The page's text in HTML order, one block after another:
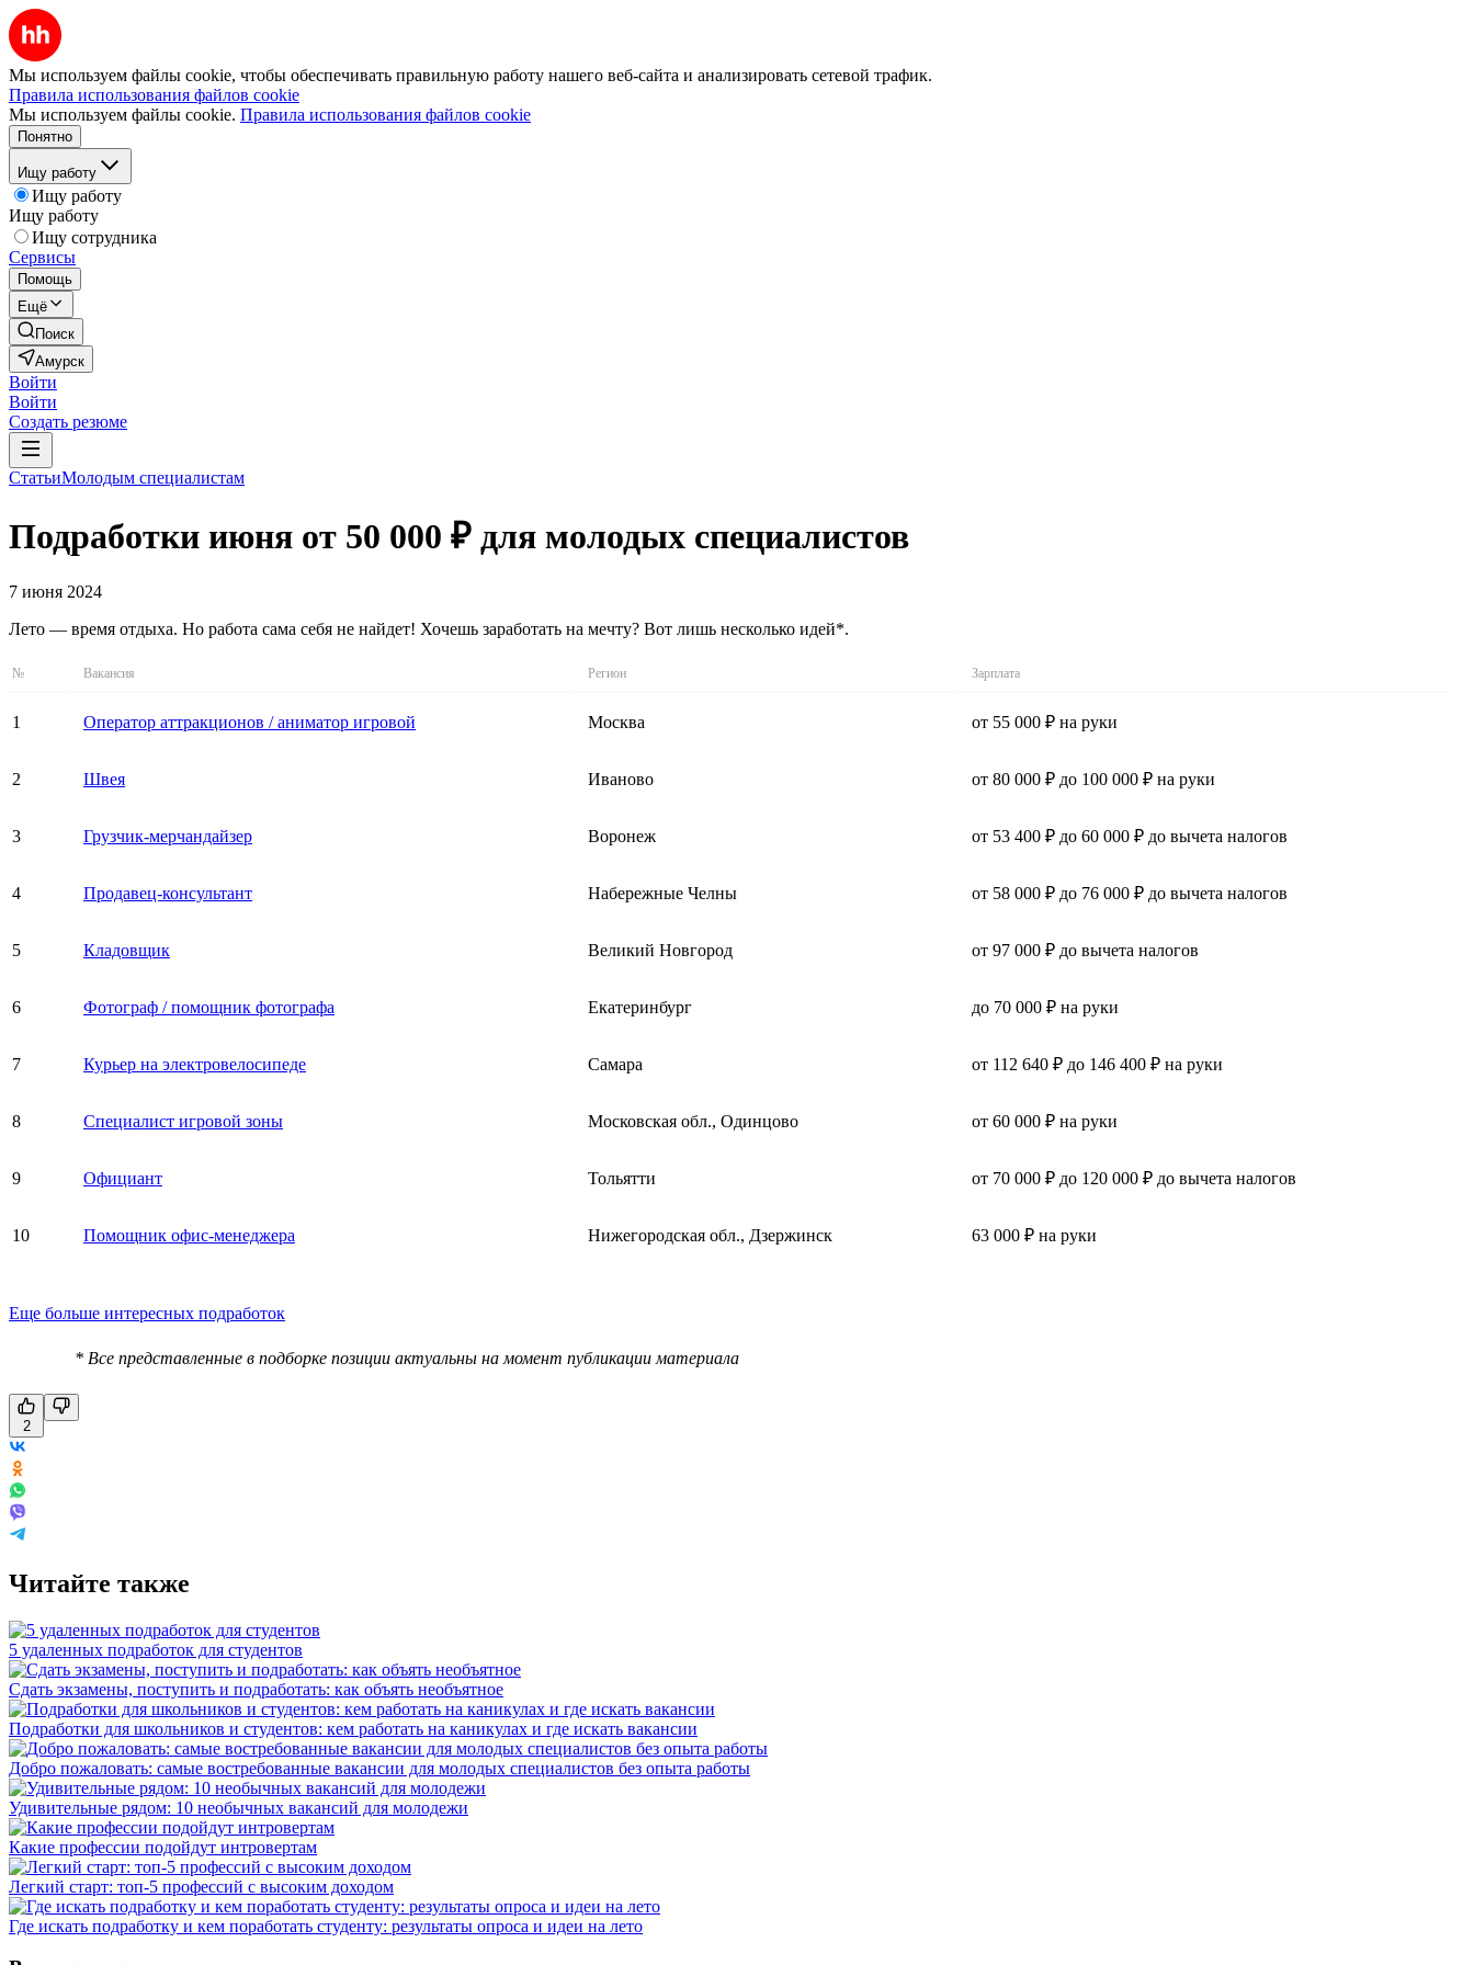
Мы используем файлы cookie, чтобы обеспечивать правильную работу нашего веб-сайта и анализировать сетевой трафик.
Правила использования файлов cookie
Мы используем файлы cookie. Правила использования файлов cookie
Понятно
Ищу работу
Ищу работу
Ищу работу
Ищу сотрудника
Сервисы
Помощь
Ещё
Поиск
Амурск
Войти
Войти
Создать резюме
СтатьиМолодым специалистам
Подработки июня от 50 000 ₽ для молодых специалистов
7 июня 2024
Лето — время отдыха. Но работа сама себя не найдет! Хочешь заработать на мечту? Вот лишь несколько идей*.
№ Вакансия Регион Зарплата
1 Оператор аттракционов / аниматор игровой Москва от 55 000 ₽ на руки
2 Швея Иваново от 80 000 ₽ до 100 000 ₽ на руки
3 Грузчик-мерчандайзер Воронеж от 53 400 ₽ до 60 000 ₽ до вычета налогов
4 Продавец-консультант Набережные Челны от 58 000 ₽ до 76 000 ₽ до вычета налогов
5 Кладовщик Великий Новгород от 97 000 ₽ до вычета налогов
6 Фотограф / помощник фотографа Екатеринбург до 70 000 ₽ на руки
7 Курьер на электровелосипеде Самара от 112 640 ₽ до 146 400 ₽ на руки
8 Специалист игровой зоны Московская обл., Одинцово от 60 000 ₽ на руки
9 Официант Тольятти от 70 000 ₽ до 120 000 ₽ до вычета налогов
10 Помощник офис-менеджера Нижегородская обл., Дзержинск 63 000 ₽ на руки
Еще больше интересных подработок
* Все представленные в подборке позиции актуальны на момент публикации материала
2
Читайте также
5 удаленных подработок для студентов
Сдать экзамены, поступить и подработать: как объять необъятное
Подработки для школьников и студентов: кем работать на каникулах и где искать вакансии
Добро пожаловать: самые востребованные вакансии для молодых специалистов без опыта работы
Удивительные рядом: 10 необычных вакансий для молодежи
Какие профессии подойдут интровертам
Легкий старт: топ-5 профессий с высоким доходом
Где искать подработку и кем поработать студенту: результаты опроса и идеи на лето